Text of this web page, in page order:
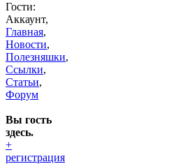
Гости:
Аккаунт,
Главная,
Новости,
Полезняшки,
Ссылки,
Статьи,
Форум
Вы гость
здесь.
+
регистрация